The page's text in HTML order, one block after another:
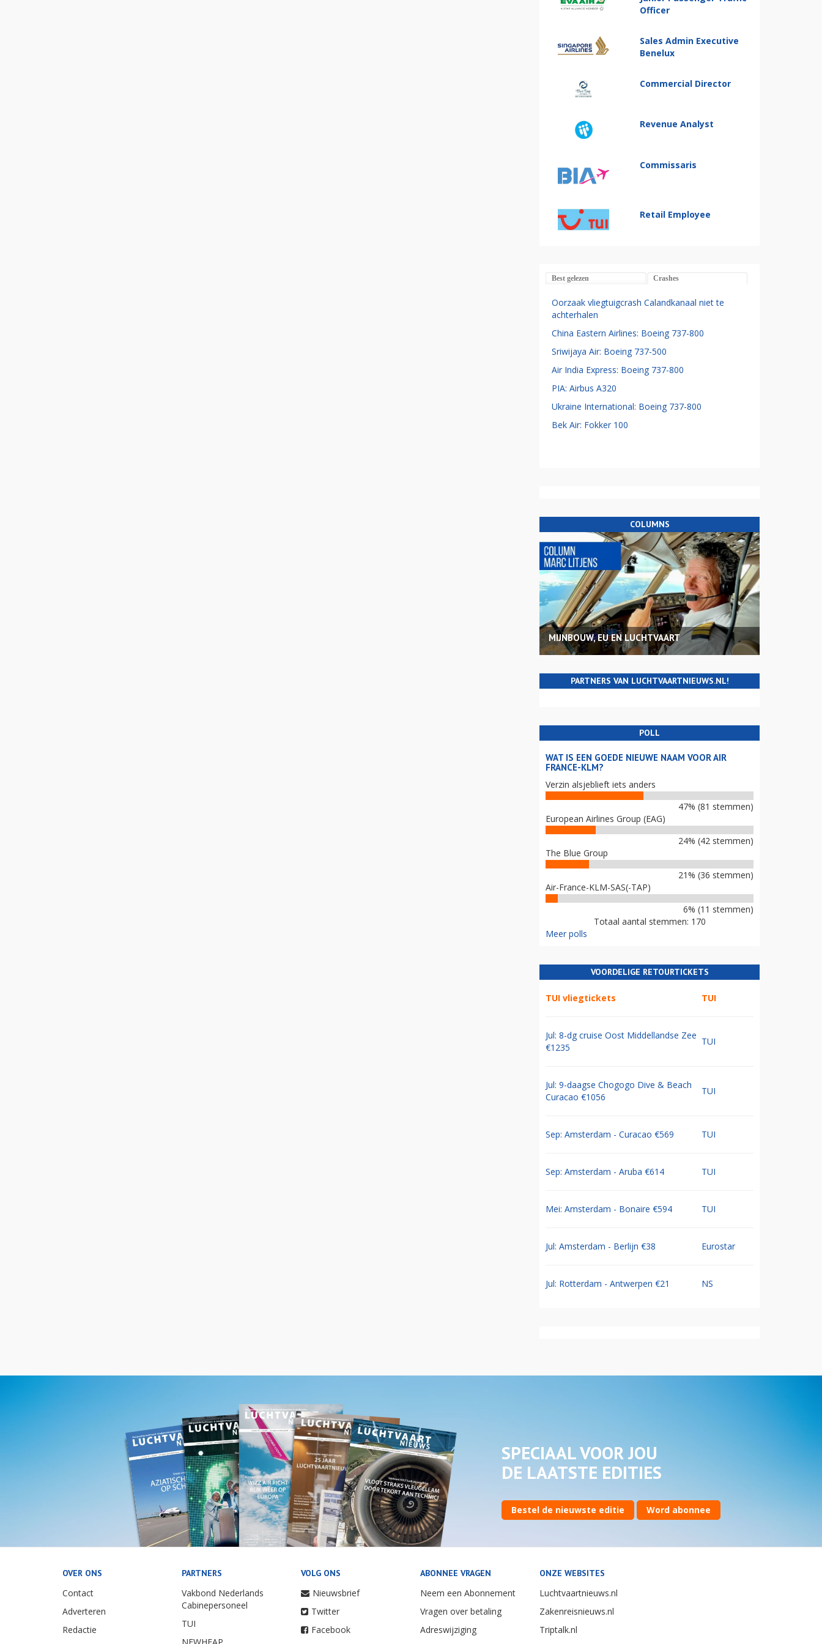
Officer
Sales Admin Executive
Benelux
Commercial Director
Revenue Analyst
Commissaris
Retail Employee
Best gelezen Crashes
Oorzaak vliegtuigcrash Calandkanaal niet te
achterhalen
China Eastern Airlines: Boeing 737-800
Sriwijaya Air: Boeing 737-500
Air India Express: Boeing 737-800
PIA: Airbus A320
Ukraine International: Boeing 737-800
Bek Air: Fokker 100
COLUMNS
MIJNBOUW, EU EN LUCHTVAART
PARTNERS VAN LUCHTVAARTNIEUWS.NL!
POLL
WAT IS EEN GOEDE NIEUWE NAAM VOOR AIR
FRANCE-KLM?
Verzin alsjeblieft iets anders
47% (81 stemmen)
European Airlines Group (EAG)
24% (42 stemmen)
The Blue Group
21% (36 stemmen)
Air-France-KLM-SAS(-TAP)
6% (11 stemmen)
Totaal aantal stemmen: 170
Meer polls
VOORDELIGE RETOURTICKETS
TUI vliegtickets TUI
Jul: 8-dg cruise Oost Middellandse Zee
€1235
TUI
Jul: 9-daagse Chogogo Dive & Beach
Curacao €1056
TUI
Sep: Amsterdam - Curacao €569 TUI
Sep: Amsterdam - Aruba €614 TUI
Mei: Amsterdam - Bonaire €594 TUI
Jul: Amsterdam - Berlijn €38 Eurostar
Jul: Rotterdam - Antwerpen €21 NS
SPECIAAL VOOR JOU
DE LAATSTE EDITIES
Bestel de nieuwste editie Word abonnee
OVER ONS
Contact
Adverteren
Redactie
PARTNERS
Vakbond Nederlands
Cabinepersoneel
TUI
NEWHEAP
VOLG ONS
Nieuwsbrief
Twitter
Facebook
ABONNEE VRAGEN
Neem een Abonnement
Vragen over betaling
Adreswijziging
ONZE WEBSITES
Luchtvaartnieuws.nl
Zakenreisnieuws.nl
Triptalk.nl